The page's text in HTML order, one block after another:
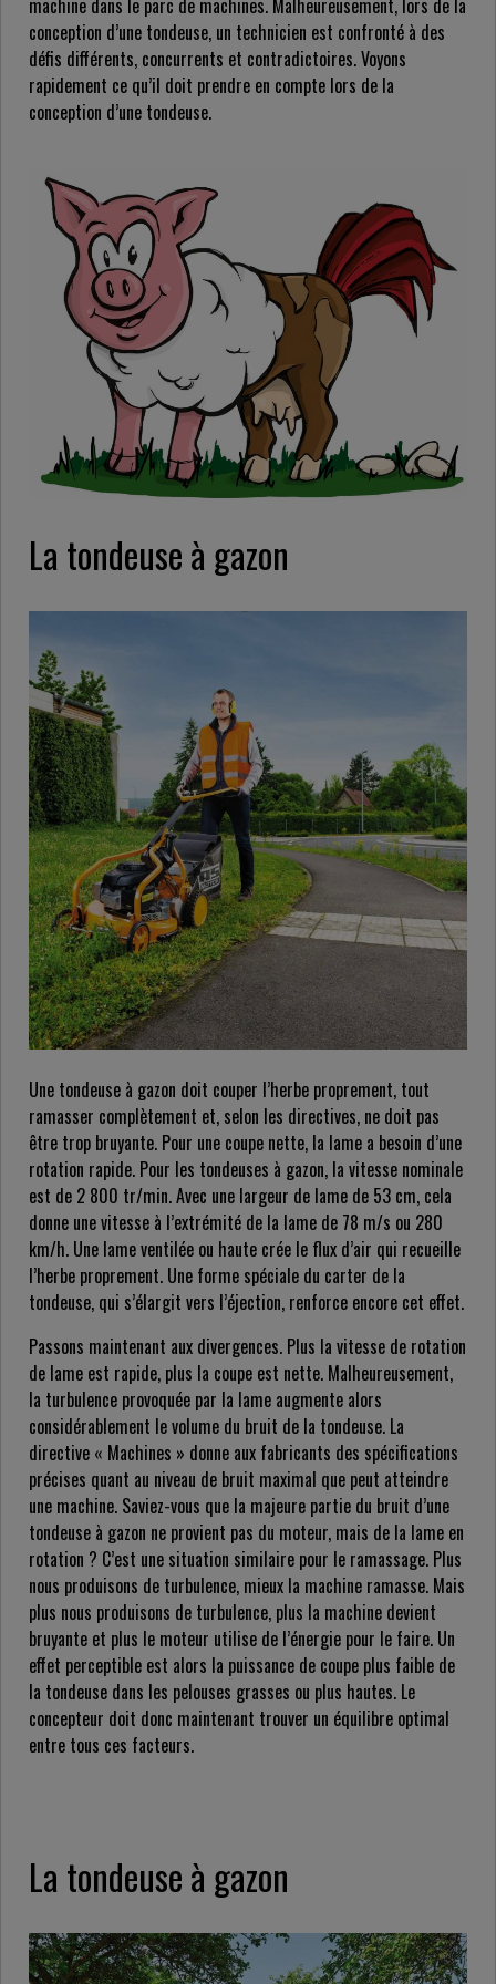
machine dans le parc de machines. Malheureusement, lors de la
conception d’une tondeuse, un technicien est confronté à des
défis différents, concurrents et contradictoires. Voyons
rapidement ce qu’il doit prendre en compte lors de la
conception d’une tondeuse.
La tondeuse à gazon
Une tondeuse à gazon doit couper l’herbe proprement, tout
ramasser complètement et, selon les directives, ne doit pas
être trop bruyante. Pour une coupe nette, la lame a besoin d’une
rotation rapide. Pour les tondeuses à gazon, la vitesse nominale
est de 2 800 tr/min. Avec une largeur de lame de 53 cm, cela
donne une vitesse à l’extrémité de la lame de 78 m/s ou 280
km/h. Une lame ventilée ou haute crée le flux d’air qui recueille
l’herbe proprement. Une forme spéciale du carter de la
tondeuse, qui s’élargit vers l’éjection, renforce encore cet effet.
Passons maintenant aux divergences. Plus la vitesse de rotation
de lame est rapide, plus la coupe est nette. Malheureusement,
la turbulence provoquée par la lame augmente alors
considérablement le volume du bruit de la tondeuse. La
directive « Machines » donne aux fabricants des spécifications
précises quant au niveau de bruit maximal que peut atteindre
une machine. Saviez-vous que la majeure partie du bruit d’une
tondeuse à gazon ne provient pas du moteur, mais de la lame en
rotation ? C’est une situation similaire pour le ramassage. Plus
nous produisons de turbulence, mieux la machine ramasse. Mais
plus nous produisons de turbulence, plus la machine devient
bruyante et plus le moteur utilise de l’énergie pour le faire. Un
effet perceptible est alors la puissance de coupe plus faible de
la tondeuse dans les pelouses grasses ou plus hautes. Le
concepteur doit donc maintenant trouver un équilibre optimal
entre tous ces facteurs.
La tondeuse à gazon